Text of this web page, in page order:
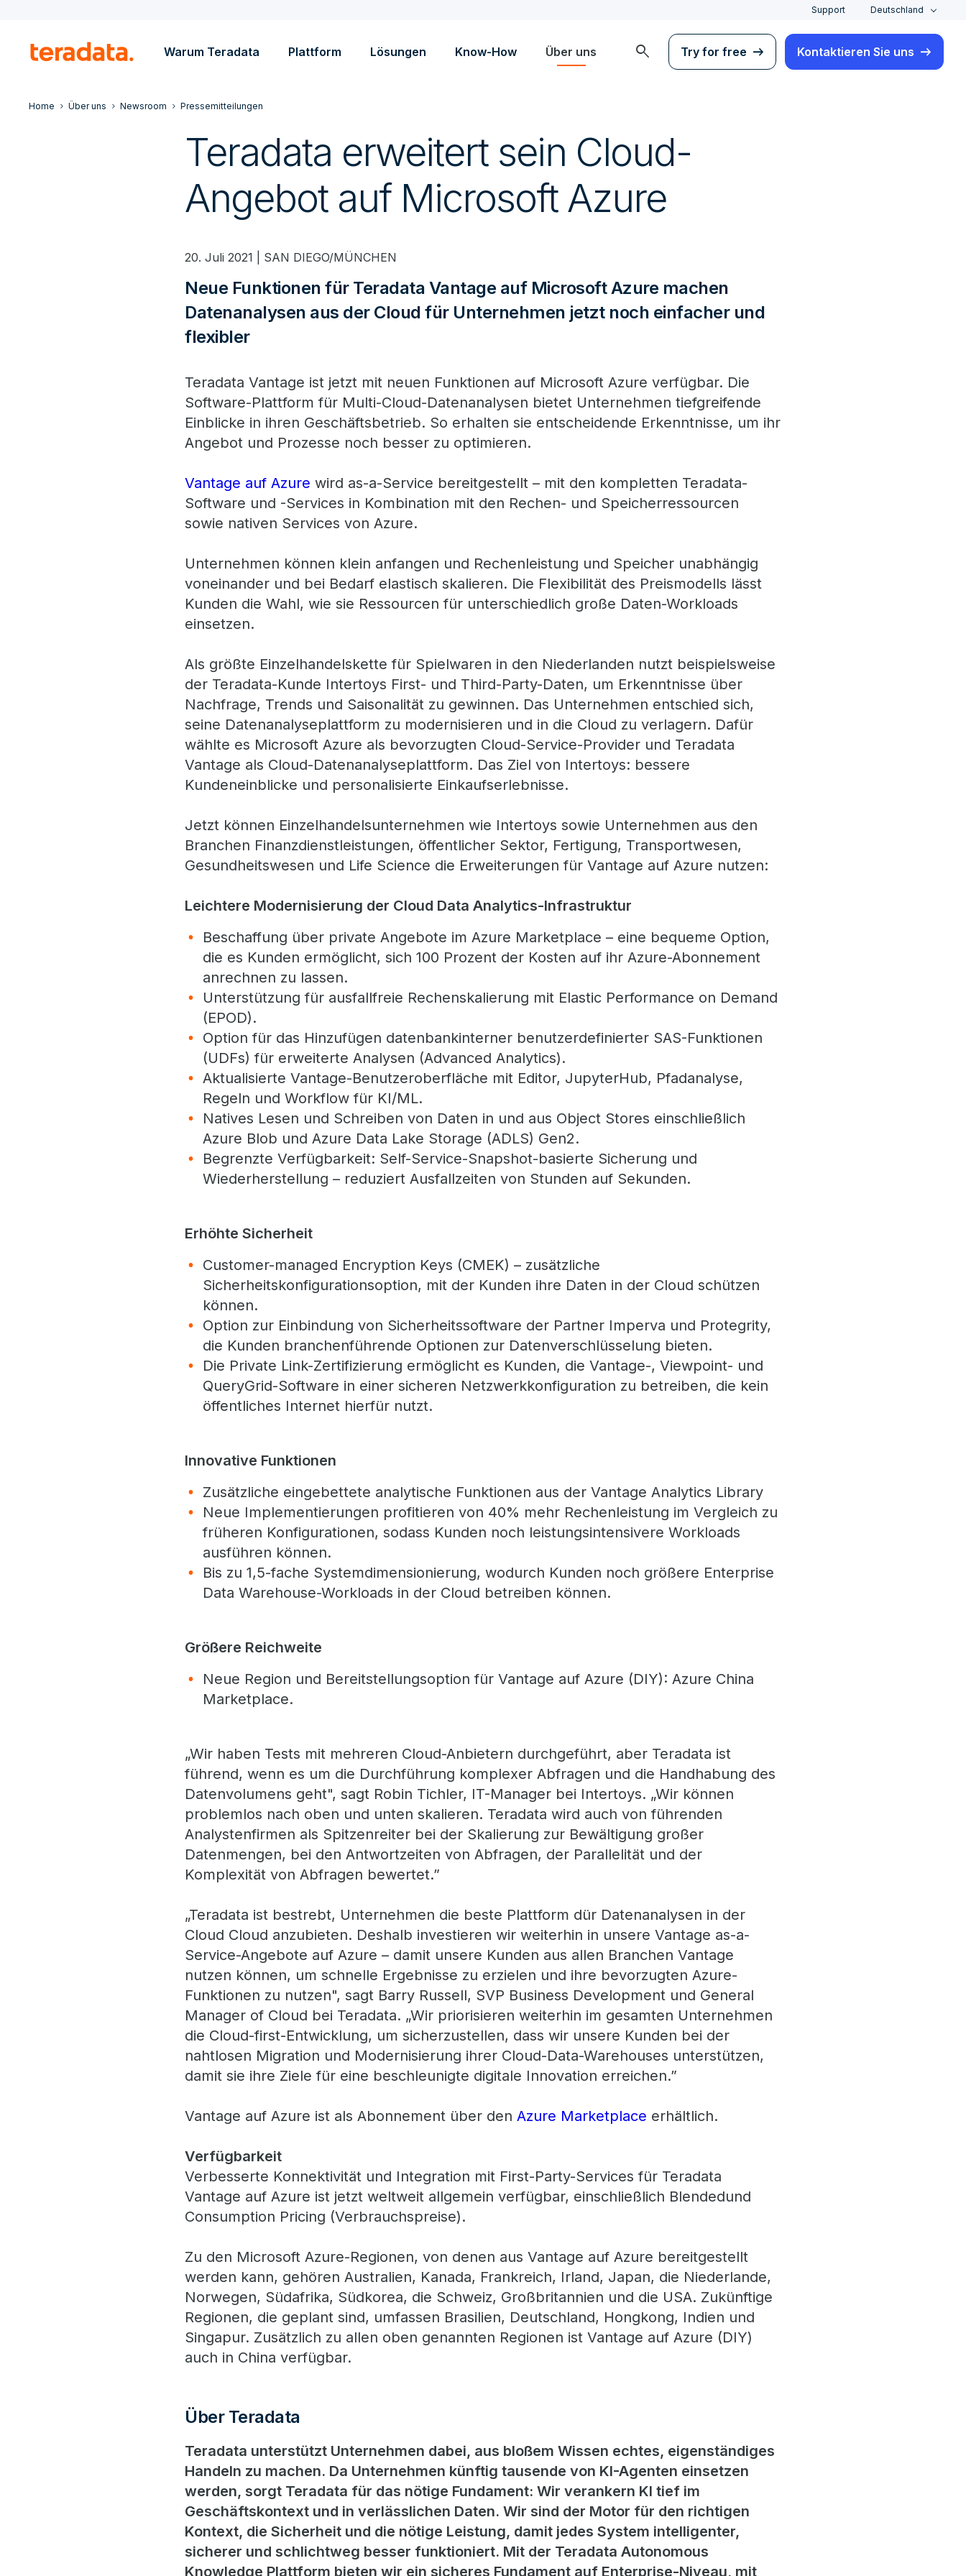
Support Deutschland
Warum Teradata Plattform Lösungen Know-How Über uns search Try for free Kontaktieren Sie uns
Home Über uns Newsroom Pressemitteilungen
Teradata erweitert sein Cloud-
Angebot auf Microsoft Azure
20. Juli 2021 | SAN DIEGO/MÜNCHEN
Neue Funktionen für Teradata Vantage auf Microsoft Azure machen
Datenanalysen aus der Cloud für Unternehmen jetzt noch einfacher und
flexibler
Teradata Vantage ist jetzt mit neuen Funktionen auf Microsoft Azure verfügbar. Die
Software-Plattform für Multi-Cloud-Datenanalysen bietet Unternehmen tiefgreifende
Einblicke in ihren Geschäftsbetrieb. So erhalten sie entscheidende Erkenntnisse, um ihr
Angebot und Prozesse noch besser zu optimieren.
Vantage auf Azure wird as-a-Service bereitgestellt – mit den kompletten Teradata-
Software und -Services in Kombination mit den Rechen- und Speicherressourcen
sowie nativen Services von Azure.
Unternehmen können klein anfangen und Rechenleistung und Speicher unabhängig
voneinander und bei Bedarf elastisch skalieren. Die Flexibilität des Preismodells lässt
Kunden die Wahl, wie sie Ressourcen für unterschiedlich große Daten-Workloads
einsetzen.
Als größte Einzelhandelskette für Spielwaren in den Niederlanden nutzt beispielsweise
der Teradata-Kunde Intertoys First- und Third-Party-Daten, um Erkenntnisse über
Nachfrage, Trends und Saisonalität zu gewinnen. Das Unternehmen entschied sich,
seine Datenanalyseplattform zu modernisieren und in die Cloud zu verlagern. Dafür
wählte es Microsoft Azure als bevorzugten Cloud-Service-Provider und Teradata
Vantage als Cloud-Datenanalyseplattform. Das Ziel von Intertoys: bessere
Kundeneinblicke und personalisierte Einkaufserlebnisse.
Jetzt können Einzelhandelsunternehmen wie Intertoys sowie Unternehmen aus den
Branchen Finanzdienstleistungen, öffentlicher Sektor, Fertigung, Transportwesen,
Gesundheitswesen und Life Science die Erweiterungen für Vantage auf Azure nutzen:
Leichtere Modernisierung der Cloud Data Analytics-Infrastruktur
Beschaffung über private Angebote im Azure Marketplace – eine bequeme Option,
die es Kunden ermöglicht, sich 100 Prozent der Kosten auf ihr Azure-Abonnement
anrechnen zu lassen.
Unterstützung für ausfallfreie Rechenskalierung mit Elastic Performance on Demand
(EPOD).
Option für das Hinzufügen datenbankinterner benutzerdefinierter SAS-Funktionen
(UDFs) für erweiterte Analysen (Advanced Analytics).
Aktualisierte Vantage-Benutzeroberfläche mit Editor, JupyterHub, Pfadanalyse,
Regeln und Workflow für KI/ML.
Natives Lesen und Schreiben von Daten in und aus Object Stores einschließlich
Azure Blob und Azure Data Lake Storage (ADLS) Gen2.
Begrenzte Verfügbarkeit: Self-Service-Snapshot-basierte Sicherung und
Wiederherstellung – reduziert Ausfallzeiten von Stunden auf Sekunden.
Erhöhte Sicherheit
Customer-managed Encryption Keys (CMEK) – zusätzliche
Sicherheitskonfigurationsoption, mit der Kunden ihre Daten in der Cloud schützen
können.
Option zur Einbindung von Sicherheitssoftware der Partner Imperva und Protegrity,
die Kunden branchenführende Optionen zur Datenverschlüsselung bieten.
Die Private Link-Zertifizierung ermöglicht es Kunden, die Vantage-, Viewpoint- und
QueryGrid-Software in einer sicheren Netzwerkkonfiguration zu betreiben, die kein
öffentliches Internet hierfür nutzt.
Innovative Funktionen
Zusätzliche eingebettete analytische Funktionen aus der Vantage Analytics Library
Neue Implementierungen profitieren von 40% mehr Rechenleistung im Vergleich zu
früheren Konfigurationen, sodass Kunden noch leistungsintensivere Workloads
ausführen können.
Bis zu 1,5-fache Systemdimensionierung, wodurch Kunden noch größere Enterprise
Data Warehouse-Workloads in der Cloud betreiben können.
Größere Reichweite
Neue Region und Bereitstellungsoption für Vantage auf Azure (DIY): Azure China
Marketplace.
„Wir haben Tests mit mehreren Cloud-Anbietern durchgeführt, aber Teradata ist
führend, wenn es um die Durchführung komplexer Abfragen und die Handhabung des
Datenvolumens geht", sagt Robin Tichler, IT-Manager bei Intertoys. „Wir können
problemlos nach oben und unten skalieren. Teradata wird auch von führenden
Analystenfirmen als Spitzenreiter bei der Skalierung zur Bewältigung großer
Datenmengen, bei den Antwortzeiten von Abfragen, der Parallelität und der
Komplexität von Abfragen bewertet.”
„Teradata ist bestrebt, Unternehmen die beste Plattform dür Datenanalysen in der
Cloud Cloud anzubieten. Deshalb investieren wir weiterhin in unsere Vantage as-a-
Service-Angebote auf Azure – damit unsere Kunden aus allen Branchen Vantage
nutzen können, um schnelle Ergebnisse zu erzielen und ihre bevorzugten Azure-
Funktionen zu nutzen", sagt Barry Russell, SVP Business Development und General
Manager of Cloud bei Teradata. „Wir priorisieren weiterhin im gesamten Unternehmen
die Cloud-first-Entwicklung, um sicherzustellen, dass wir unsere Kunden bei der
nahtlosen Migration und Modernisierung ihrer Cloud-Data-Warehouses unterstützen,
damit sie ihre Ziele für eine beschleunigte digitale Innovation erreichen.”
Vantage auf Azure ist als Abonnement über denAzure Marketplace erhältlich.
Verfügbarkeit
Verbesserte Konnektivität und Integration mit First-Party-Services für Teradata
Vantage auf Azure ist jetzt weltweit allgemein verfügbar, einschließlich Blendedund
Consumption Pricing (Verbrauchspreise).
Zu den Microsoft Azure-Regionen, von denen aus Vantage auf Azure bereitgestellt
werden kann, gehören Australien, Kanada, Frankreich, Irland, Japan, die Niederlande,
Norwegen, Südafrika, Südkorea, die Schweiz, Großbritannien und die USA. Zukünftige
Regionen, die geplant sind, umfassen Brasilien, Deutschland, Hongkong, Indien und
Singapur. Zusätzlich zu allen oben genannten Regionen ist Vantage auf Azure (DIY)
auch in China verfügbar.
Über Teradata
Teradata unterstützt Unternehmen dabei, aus bloßem Wissen echtes, eigenständiges
Handeln zu machen. Da Unternehmen künftig tausende von KI-Agenten einsetzen
werden, sorgt Teradata für das nötige Fundament: Wir verankern KI tief im
Geschäftskontext und in verlässlichen Daten. Wir sind der Motor für den richtigen
Kontext, die Sicherheit und die nötige Leistung, damit jedes System intelligenter,
sicherer und schlichtweg besser funktioniert. Mit der Teradata Autonomous
Knowledge Plattform bieten wir ein sicheres Fundament auf Enterprise-Niveau, mit